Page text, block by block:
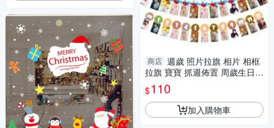
商店 週歲 照片拉旗 相片 相框
拉旗 寶寶 抓週佈置 周歲生日
場地佈置 居家宴客
$110
加入購物車